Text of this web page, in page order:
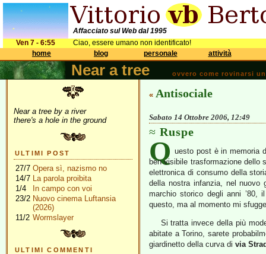
Affacciato sul Web dal 1995
Ven 7 - 6:55
Ciao, essere umano non identificato!
home
blog personale attività
Near a tree ovvero come rovinarsi
Near a tree by a river
there's a hole in the ground
ULTIMI POST
27/7 Opera sì, nazismo no
14/7 La parola proibita
1/4
In campo con voi
23/2 Nuovo cinema Luftansia
(2026)
11/2 Wormslayer
ULTIMI COMMENTI
« Antisociale
Sabato 14 Ottobre 2006, 12:49
Ruspe
Q uesto post è in memoria
ben visibile trasformazione dello
elettronica di consumo della
della nostra infanzia, nel nuovo
marchio storico degli anni ’80,
questo, ma al momento mi
Si tratta invece della più
abitate a Torino, sarete
giardinetto della curva di via